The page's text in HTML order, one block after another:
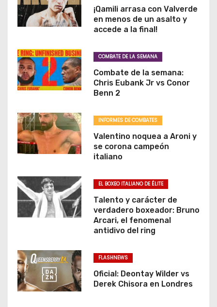
¡Qamili arrasa con Valverde
en menos de un asalto y
accede a la final!
COMBATE DE LA SEMANA
Combate de la semana:
Chris Eubank Jr vs Conor
Benn 2
INFORMES DE COMBATES
Valentino noquea a Aroni y
se corona campeón
italiano
EL BOXEO ITALIANO DE ÉLITE
Talento y carácter de
verdadero boxeador: Bruno
Arcari, el fenomenal
antidivo del ring
FLASHNEWS
Oficial: Deontay Wilder vs
Derek Chisora en Londres